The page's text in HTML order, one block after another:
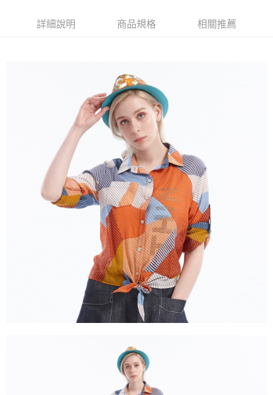
2.付款方式選擇「大哥付你分期」，訂單成立後會自動跳轉到大哥付的交易
流程，驗證手機門號後，選擇欲分期的期數、繳款截止日，確認付款後即完
消。如遇「轉專審核」未通過狀況，表示未達大哥付你分期系統評分，恕無
1.分期款項不併入電信帳單，「大哥付你分期」於每月結算日後寄送繳費提
2.透過簡訊連結打開帳單後，可選擇「超商條碼／台灣大直營門市／銀行轉
帳／街口支付／iPASS MONEY」等通路繳費。
【注意事項】
1.本服務係由「台灣大哥大股份有限公司」（以下簡稱本公司）所提供，讓
用戶於交易時，得透過本服務購買商品或服務，並由商店將買賣／分期付款
買賣價金債權讓與本公司後，依約使用本公司帳單繳交帳款。
2.基於同意付款使用「大哥付你分期」之契約關係目的，商店將以您的個人
資料（包含姓名、電話或地址）提供予台灣大哥大進項蒐集、處理及利用，
由本公司與您本人進行分期帳單所需資料之確認、核對及更正。
3.完整用戶服務條款，請詳閱以下連結：https://oppay.tw/userRule
相關說明
２．便利：只要手機號碼，簡訊認證，即可結帳。
３．安心：先確認商品／服務後，再付款。
【「AFTEE先享後付」結帳流程】
１．於結帳方式選擇「AFTEE先享後付」後，將跳轉至「AFTEE先享後付」
結帳頁面，進行簡訊認證並確認金額後，即可完成結帳。
２．訂單成立數日內，您將收到繳費通知簡訊。
３．收到繳費通知簡訊後14天內，點擊此簡訊中的連結，可透過四大超商／
ATM／網路銀行／等多元方式進行付款，方視為交易完成。
※ 請注意：結帳手續完成當下不需立刻繳費，但若您需要取消訂單，請聯絡
購買商品的店家。未經商家同意取消之訂單仍視為有效，需透過AFTEE先享
後付繳納相關費用。
※ 交易是否成功請以「AFTEE先享後付 」之結帳頁面顯示為準，若有關於
是否繳費成功／繳費後需取消欲退款等相關疑問，請聯繫「AFTEE先享後付
https://netprotections.freshdesk.com/support/home
１．透過由恩沛科技股份有限公司提供之「AFTEE先享後付」服務完成之交
易，需依本服務之必要範圍內提供個人資料，並將交易相關給付款項請求債
權轉讓予恩沛科技股份有限公司。
２．關於個人資料處理事宜，請瀏覽以下網址：
https://aftee.tw/terms/#terms3
３．未成年的使用者請事先徵得法定代理人或監護人之同意方可使用
４．使用「AFTEE先享後付」時，將依據個別帳號之用戶狀況，依本公司即
時審查核予不同之上限額度；若仍有額度不足之情形，本公司將視審查結果
５．嚴禁一人註冊多個帳號或使用他人資訊註冊。若發現惡意使用之情形，
每筆NT$120，滿NT$2,000(含以上)免運費
每筆NT$120，滿NT$2,000(含以上)免運費
每筆NT$120，滿NT$2,000(含以上)免運費
詳細說明 商品規格 相關推薦